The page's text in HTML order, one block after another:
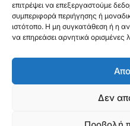
επιτρέψει να επεξεργαστούμε
συμπεριφορά περιήγησης ή
ιστότοπο. Η μη συγκατάθεση ή η
να επηρεάσει αρνητικά ορισμένες
Δεν
ABOUT
ΕΠΙΚΟΙΝΩΝΙΑ